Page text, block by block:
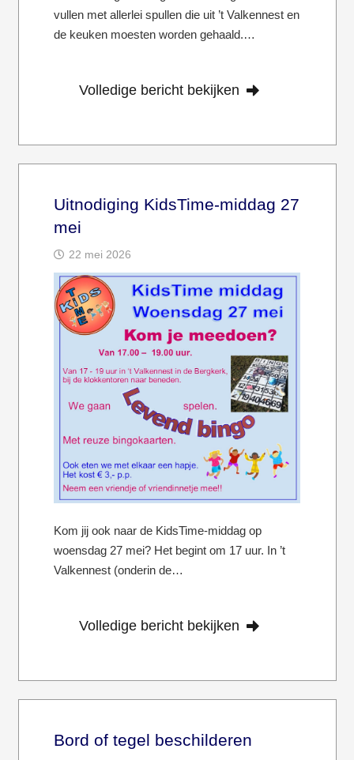
vullen met allerlei spullen die uit ’t Valkennest en
de keuken moesten worden gehaald.…
Volledige bericht bekijken
Uitnodiging KidsTime-middag 27
mei
22 mei 2026
Kom jij ook naar de KidsTime-middag op
woensdag 27 mei? Het begint om 17 uur. In ’t
Valkennest (onderin de…
Volledige bericht bekijken
Bord of tegel beschilderen